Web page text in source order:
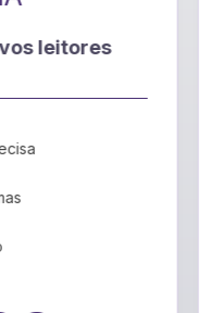
Descubra como
Mapeamento de
Identificação de
Recomendações